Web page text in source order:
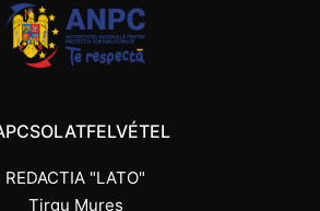
REDACTIA "LATO"
Tirgu Mures